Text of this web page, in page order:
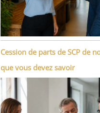
Cession de parts de SCP de
que vous devez savoir